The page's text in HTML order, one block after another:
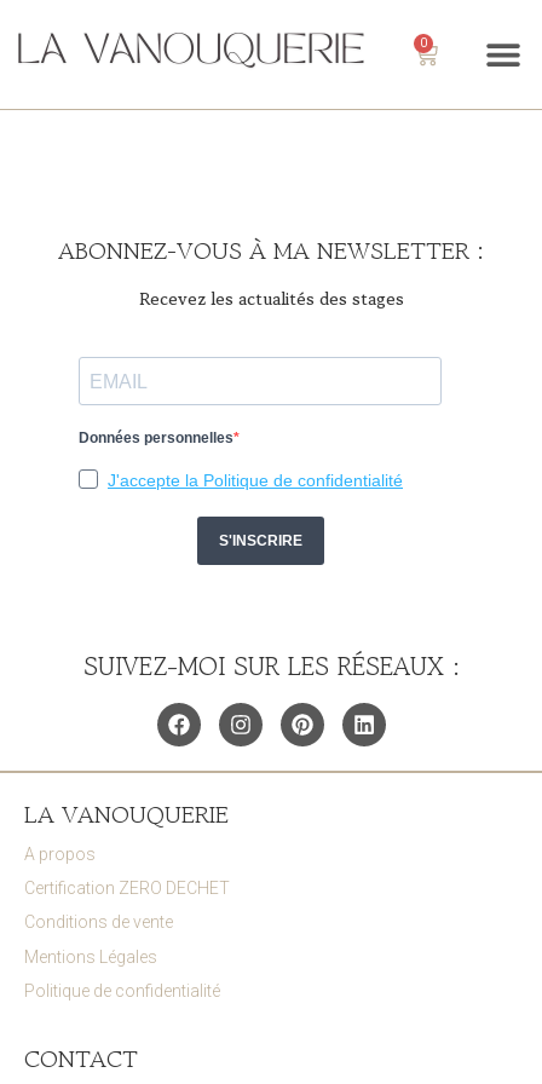
0
ABONNEZ-VOUS À MA NEWSLETTER :
Recevez les actualités des stages
SUIVEZ-MOI SUR LES RÉSEAUX :
LA VANOUQUERIE
A propos
Certification ZERO DECHET
Conditions de vente
Mentions Légales
Politique de confidentialité
CONTACT